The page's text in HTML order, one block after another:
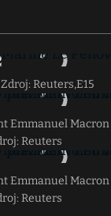
Zdroj: Reuters,E15
Emmanuel
Reuters
Emmanuel
Reuters